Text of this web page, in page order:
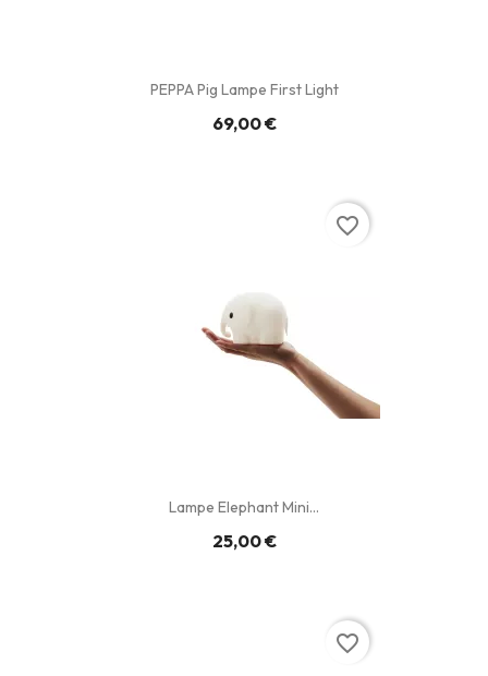
PEPPA Pig Lampe First Light
69,00 €
Lampe Elephant Mini...
25,00 €
favorite_border
favorite_border